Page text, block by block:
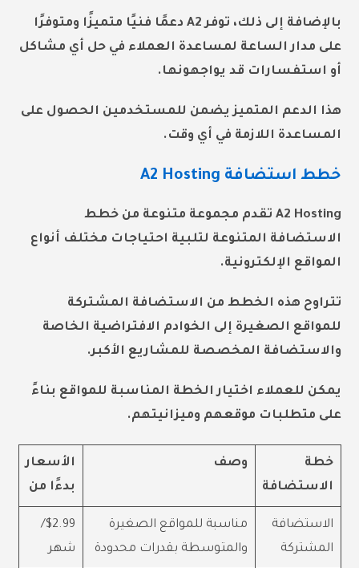
بالإضافة إلى ذلك، توفر A2 دعمًا فنيًا متميزًا ومتوفرًا
على مدار الساعة لمساعدة العملاء في حل أي مشاكل
أو استفسارات قد يواجهونها.
هذا الدعم المتميز يضمن للمستخدمين الحصول على
المساعدة اللازمة في أي وقت.
خطط استضافة A2 Hosting
A2 Hosting تقدم مجموعة متنوعة من خطط
الاستضافة المتنوعة لتلبية احتياجات مختلف أنواع
المواقع الإلكترونية.
تتراوح هذه الخطط من الاستضافة المشتركة
للمواقع الصغيرة إلى الخوادم الافتراضية الخاصة
والاستضافة المخصصة للمشاريع الأكبر.
يمكن للعملاء اختيار الخطة المناسبة للمواقع بناءً
على متطلبات موقعهم وميزانيتهم.
خطة
الاستضافة
وصف
الأسعار
بدءًا من
الاستضافة
المشتركة
مناسبة للمواقع الصغيرة
والمتوسطة بقدرات محدودة
$2.99/
شهر